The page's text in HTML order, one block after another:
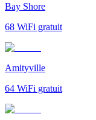
Bay Shore
68 WiFi gratuit
Amityville
64 WiFi gratuit